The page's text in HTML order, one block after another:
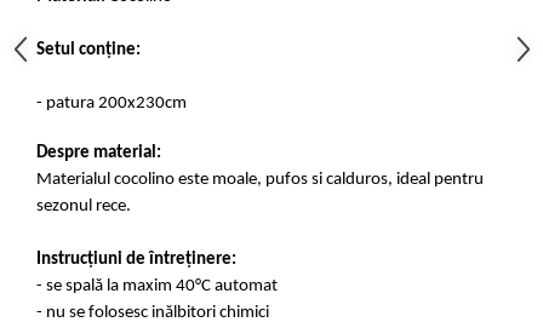
Setul conține:
- patura 200x230cm
Despre material:
Materialul cocolino este moale, pufos si calduros, ideal pentru
sezonul rece.
Instrucțiuni de întreținere:
- se spală la maxim 40°C automat
- nu se folosesc inălbitori chimici